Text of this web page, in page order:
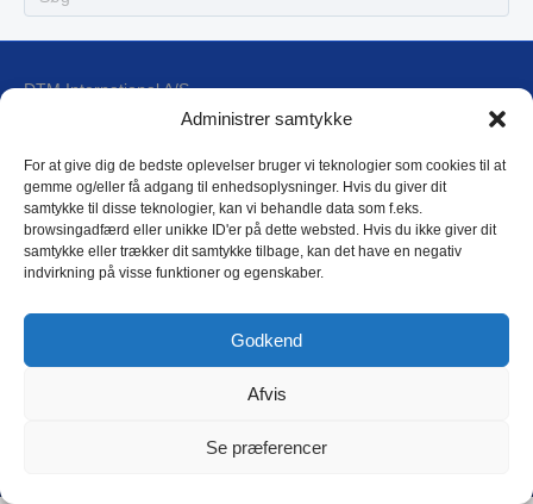
Administrer samtykke
For at give dig de bedste oplevelser bruger vi teknologier som cookies til at
gemme og/eller få adgang til enhedsoplysninger. Hvis du giver dit
samtykke til disse teknologier, kan vi behandle data som f.eks.
browsingadfærd eller unikke ID'er på dette websted. Hvis du ikke giver dit
samtykke eller trækker dit samtykke tilbage, kan det have en negativ
indvirkning på visse funktioner og egenskaber.
Godkend
Afvis
Se præferencer
DTM International A/S
E-mail: dtm@dtm.dk
Tlf.: (+45) 4593 4588
CVR: 17 79 31 44